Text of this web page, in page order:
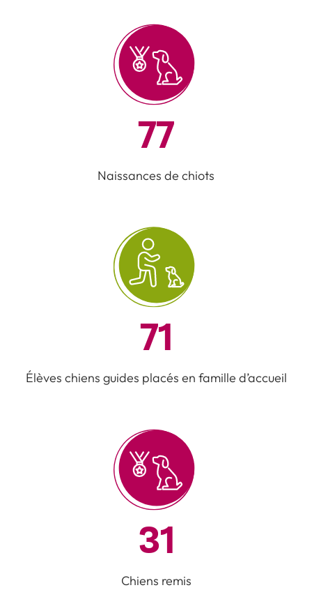
77
Naissances de chiots
71
Élèves chiens guides placés en famille d’accueil
31
Chiens remis